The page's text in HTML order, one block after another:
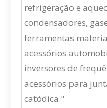
refrigeração e
condensadores,
ferramentas
acessórios
inversores de
acessórios para
catódica."